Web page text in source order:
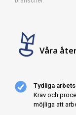
Våra
Tydliga
Krav och
möjliga att